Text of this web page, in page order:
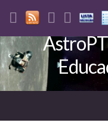
Search for: